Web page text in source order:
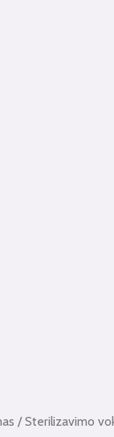
/ Sterilizavimo